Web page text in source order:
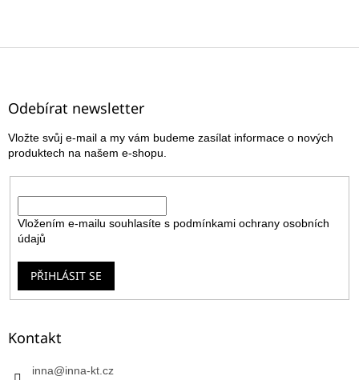
Z
Odebírat newsletter
Vložte svůj e-mail a my vám budeme zasílat informace o nových
produktech na našem e-shopu.
Vložením e-mailu souhlasíte s podmínkami ochrany osobních
údajů
PŘIHLÁSIT SE
Kontakt
inna@inna-kt.cz